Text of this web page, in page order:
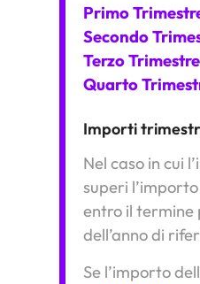
Primo
Secondo
Terzo Trimestre
Quarto
Importi
Nel caso in cui
superi
entro il termine
dell’anno di
Se l’importo